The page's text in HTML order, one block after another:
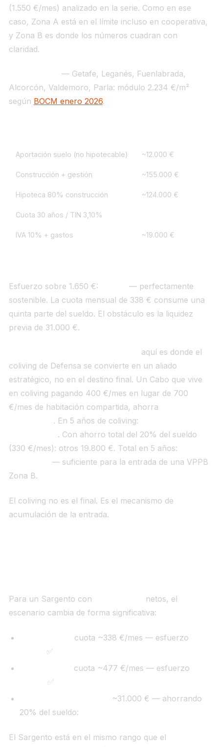
(1.550 €/mes) analizado en la serie. Como en ese
caso, Zona A está en el límite incluso en cooperativa,
y Zona B es donde los números cuadran con
claridad.
— Getafe, Leganés, Fuenlabrada,
Alcorcón, Valdemoro, Parla: módulo 2.234 €/m²
según BOCM enero 2026.
Aportación suelo (no hipotecable) ~12.000 €
Construcción + gestión ~155.000 €
Hipoteca 80% construcción ~124.000 €
Cuota 30 años / TIN 3,10%
IVA 10% + gastos ~19.000 €
Esfuerzo sobre 1.650 €:
— perfectamente
sostenible. La cuota mensual de 338 € consume una
quinta parte del sueldo. El obstáculo es la liquidez
previa de 31.000 €.
aquí es donde el
coliving de Defensa se convierte en un aliado
estratégico, no en el destino final. Un Cabo que vive
en coliving pagando 400 €/mes en lugar de 700
€/mes de habitación compartida, ahorra
. En 5 años de coliving:
. Con ahorro total del 20% del sueldo
(330 €/mes): otros 19.800 €. Total en 5 años:
— suficiente para la entrada de una VPPB
Zona B.
El coliving no es el final. Es el mecanismo de
acumulación de la entrada.
Para un Sargento con
netos, el
escenario cambia de forma significativa:
cuota ~338 €/mes — esfuerzo
✅
cuota ~477 €/mes — esfuerzo
✅
~31.000 € — ahorrando
20% del sueldo:
El Sargento está en el mismo rango que el